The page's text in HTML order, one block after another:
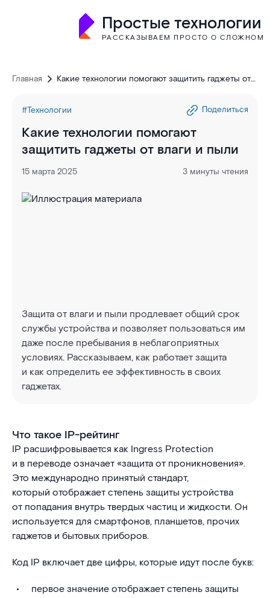
Простые технологии
РАССКАЗЫВАЕМ ПРОСТО О СЛОЖНОМ
Главная
Какие технологии помогают защитить гаджеты от
#Технологии
Поделиться
Какие технологии помогают
защитить гаджеты от влаги и пыли
15 марта 2025 3 минуты чтения
Защита от влаги и пыли продлевает общий срок
службы устройства и позволяет пользоваться им
даже после пребывания в неблагоприятных
условиях. Рассказываем, как работает защита
и как определить ее эффективность в своих
гаджетах.
Что такое IP-рейтинг
IP расшифровывается как Ingress Protection
и в переводе означает «защита от проникновения».
Это международно принятый стандарт,
который отображает степень защиты устройства
от попадания внутрь твердых частиц и жидкости. Он
используется для смартфонов, планшетов, прочих
гаджетов и бытовых приборов.
Код IP включает две цифры, которые идут после букв:
первое значение отображает степень защиты